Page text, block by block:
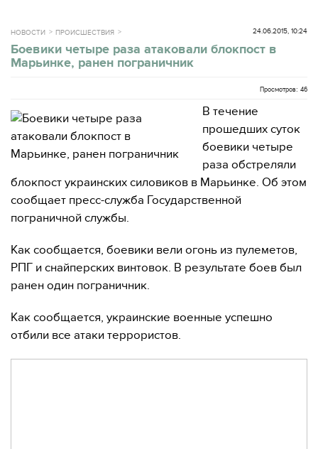
НОВОСТИ ПРОИСШЕСТВИЯ 24.06.2015, 10:24
Боевики четыре раза атаковали блокпост в
Марьинке, ранен пограничник
Просмотров: 46
В течение
прошедших суток
боевики четыре
раза обстреляли
блокпост украинских силовиков в Марьинке. Об этом
сообщает пресс-служба Государственной
пограничной службы.
Как сообщается, боевики вели огонь из пулеметов,
РПГ и снайперских винтовок. В результате боев был
ранен один пограничник.
Как сообщается, украинские военные успешно
отбили все атаки террористов.